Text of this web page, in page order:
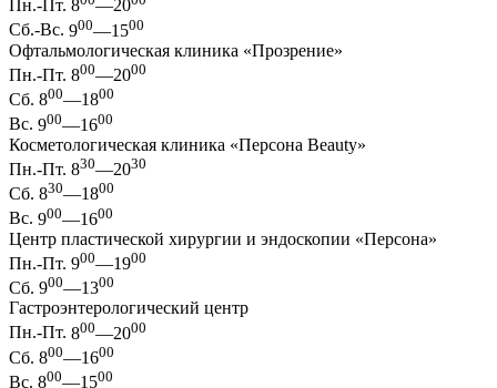
Пн.-Пт. 8 —20
Сб.-Вс. 900—1500
Офтальмологическая клиника «Прозрение»
Пн.-Пт. 800—2000
Сб. 800—1800
Вс. 900—1600
Косметологическая клиника «Персона Beauty»
Пн.-Пт. 830—2030
Сб. 830—1800
Вс. 900—1600
Центр пластической хирургии и эндоскопии «Персона»
Пн.-Пт. 900—1900
Сб. 900—1300
Гастроэнтерологический центр
Пн.-Пт. 800—2000
Сб. 800—1600
Вс. 800—1500